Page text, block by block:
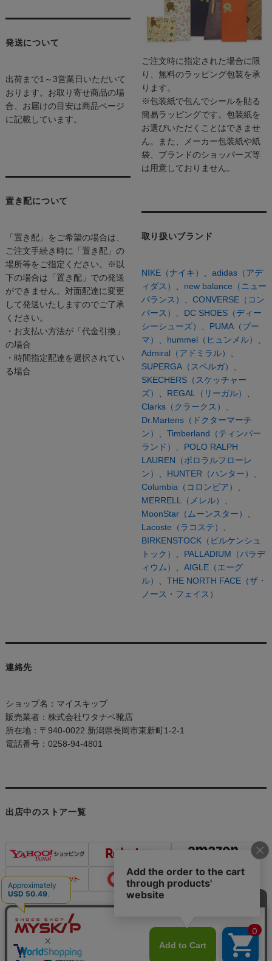
発送について
出荷まで1～3営業日いただいて
おります。お取り寄せ商品の場
合、お届けの目安は商品ページ
に記載しています。
置き配について
「置き配」をご希望の場合は、
ご注文手続き時に「置き配」の
場所等をご指定ください。※以
下の場合は「置き配」での発送
ができません。対面配達に変更
して発送いたしますのでご了承
ください。
・お支払い方法が「代金引換」
の場合
・時間指定配達を選択されてい
る場合
ご注文時に指定された場合に限
り、無料のラッピング包装を承
ります。
※包装紙で包んでシールを貼る
簡易ラッピングです。包装紙を
お選びいただくことはできませ
ん。また、メーカー包装紙や紙
袋、ブランドのショッパーズ等
は用意しておりません。
取り扱いブランド
NIKE（ナイキ）
adidas（アデ
ィダス）
new balance（ニュー
バランス）
CONVERSE（コン
バース）、 DC SHOES（ディー
シーシューズ）、 PUMA（プー
マ）、 hummel（ヒュンメル）、
Admiral（アドミラル）
SUPERGA（スペルガ）
SKECHERS（スケッチャー
ズ）
REGAL（リーガル）
Clarks（クラークス）、
Dr.Martens（ドクターマーチ
ン）、 Timberland（ティンバー
ランド）、 POLO RALPH
LAUREN（ポロラルフローレ
ン）、 HUNTER（ハンター）、
Columbia（コロンビア）、
MERRELL（メレル）、
MoonStar（ムーンスター）
Lacoste（ラコステ）
BIRKENSTOCK（ビルケンシュ
トック）
PALLADIUM（パラデ
ィウム）
AIGLE（エーグ
ル）
THE NORTH FACE（ザ・
ノース・フェイス）
連絡先
ショップ名：マイスキップ
販売業者：株式会社ワタナベ靴店
所在地：〒940-0022 新潟県長岡市東新町1-2-1
電話番号：0258-94-4801
出店中のストア一覧